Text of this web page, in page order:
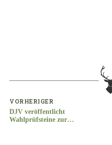
VORHERIGER
DJV veröffentlicht
Wahlprüfsteine zur